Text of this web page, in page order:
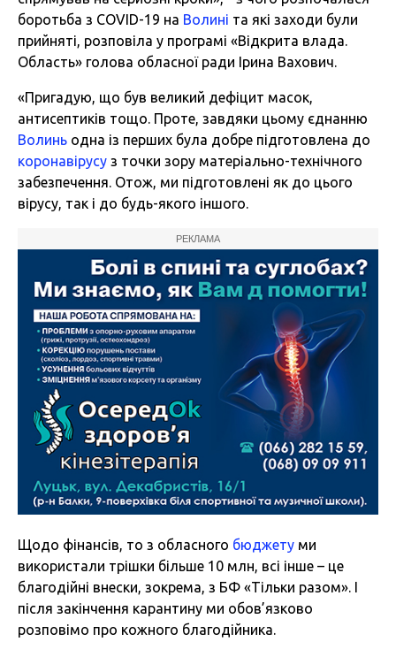
боротьба з COVID-19 на Волині та які заходи були
прийняті, розповіла у програмі «Відкрита влада.
Область» голова обласної ради Ірина Вахович.
«Пригадую, що був великий дефіцит масок,
антисептиків тощо. Проте, завдяки цьому єднанню
Волинь одна із перших була добре підготовлена до
коронавірусу з точки зору матеріально-технічного
забезпечення. Отож, ми підготовлені як до цього
вірусу, так і до будь-якого іншого.
РЕКЛАМА
Щодо фінансів, то з обласного бюджету ми
використали трішки більше 10 млн, всі інше – це
благодійні внески, зокрема, з БФ «Тільки разом». І
після закінчення карантину ми обов’язково
розповімо про кожного благодійника.